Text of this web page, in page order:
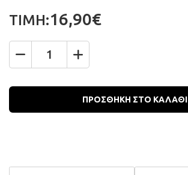
ΤΙΜΗ:16,90€
ΠΡΟΣΘΗΚΗ ΣΤΟ ΚΑΛΑΘΙ